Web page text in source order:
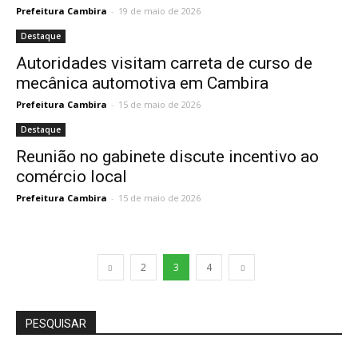
Prefeitura Cambira - 19 de maio de 2026
Destaque
Autoridades visitam carreta de curso de
mecânica automotiva em Cambira
Prefeitura Cambira - 15 de maio de 2026
Destaque
Reunião no gabinete discute incentivo ao
comércio local
Prefeitura Cambira - 15 de maio de 2026
2 3 4
PESQUISAR